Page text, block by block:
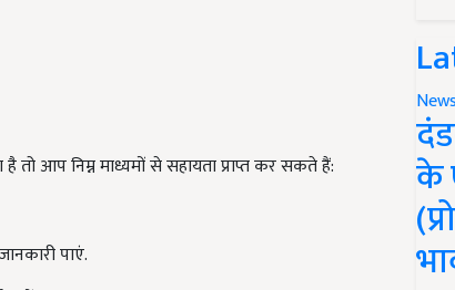
तो आप निम्न माध्यमों से सहायता प्राप्त कर सकते हैं:
पाएं.
News
के